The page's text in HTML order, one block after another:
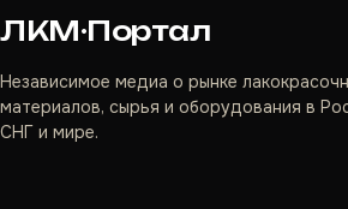
ЛКМ·Портал
Независимое медиа о рынке
материалов, сырья и оборудования в
СНГ и мире.